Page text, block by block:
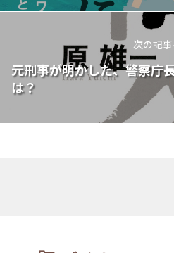
次の記
元刑事が明かした、警察庁
は？